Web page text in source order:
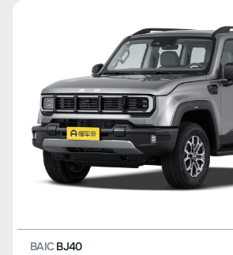
BAICBJ40